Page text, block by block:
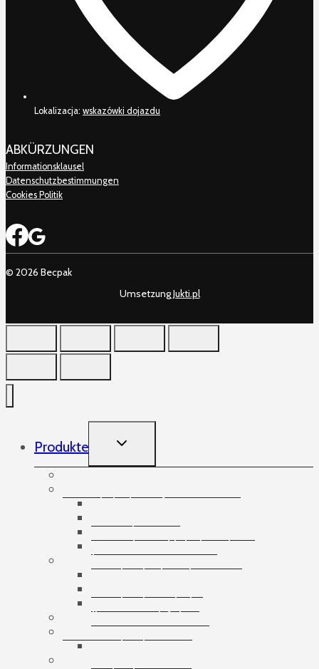
Lokalizacja: wskazówki dojazdu
ABKÜRZUNGEN
Informationsklausel
Datenschutzbestimmungen
Cookies Politik
© 2026 Becpak
UmsetzungJukti.pl
Produkte TOGGLE
CHILD
Abdeckstreifen
Spezialisierte Bänder
Verpackungsklebebänder
Banding
Banderolierbänder
Banderolierzubehör
Bandlose Stretchfolie
Bausätze
Banderolier-Sets